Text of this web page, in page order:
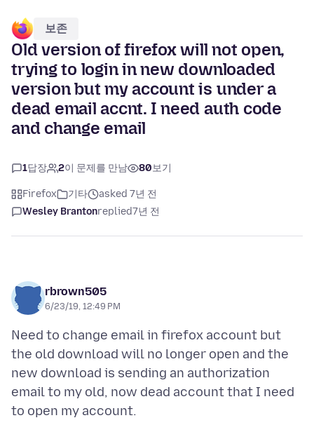
보존
Old version of firefox will not open,
trying to login in new downloaded
version but my account is under a
dead email accnt. I need auth code
and change email
1답장 2이 문제를 만남 80보기
Firefox 기타
asked 7년 전
Wesley Brantonreplied7년 전
rbrown505
6/23/19, 12:49 PM
Need to change email in firefox account but
the old download will no longer open and the
new download is sending an authorization
email to my old, now dead account that I need